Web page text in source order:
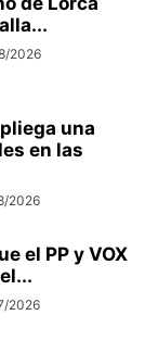
2026
una
en las
2026
el PP y VOX
2026